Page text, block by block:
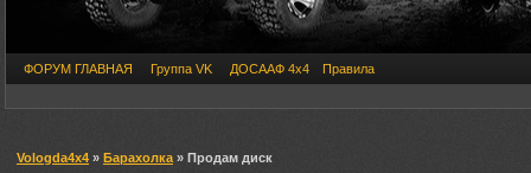
ФОРУМ ГЛАВНАЯ Группа VK ДОСААФ 4х4 Правила
Vologda4x4 » Барахолка » Продам диск